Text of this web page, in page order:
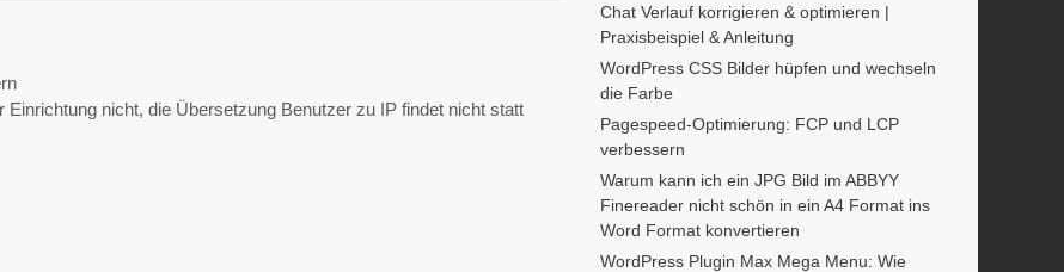
nicht, die Übersetzung Benutzer zu IP findet nicht statt
Chat Verlauf korrigieren & optimieren |
Praxisbeispiel & Anleitung
WordPress CSS Bilder hüpfen und wechseln
die Farbe
Pagespeed-Optimierung: FCP und LCP
verbessern
Warum kann ich ein JPG Bild im ABBYY
Finereader nicht schön in ein A4 Format ins
Word Format konvertieren
WordPress Plugin Max Mega Menu: Wie